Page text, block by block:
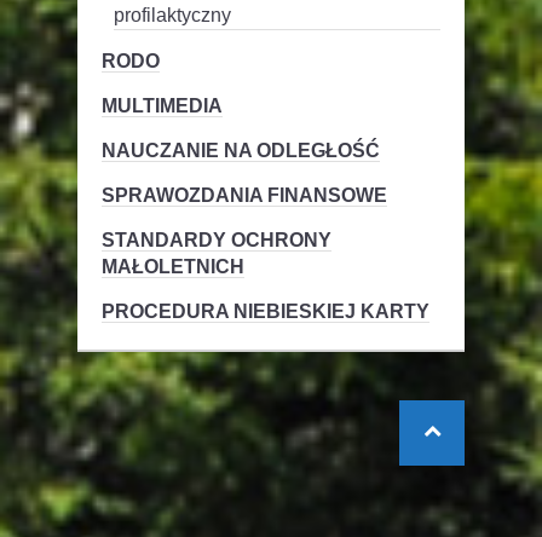
profilaktyczny
RODO
MULTIMEDIA
NAUCZANIE NA ODLEGŁOŚĆ
SPRAWOZDANIA FINANSOWE
STANDARDY OCHRONY
MAŁOLETNICH
PROCEDURA NIEBIESKIEJ KARTY